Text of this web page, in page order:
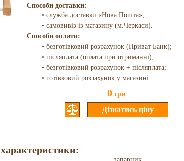
Способи доставки:
• служба доставки «Нова Пошта»;
• самовивіз із магазину (м.Черкаси).
Способи оплати:
• безготівковий розрахунок (Приват Банк);
• післяплата (оплата при отриманні);
• безготівковий розрахунок + післяплата;
• готівковий розрахунок у магазині.
0 грн
характеристики:
запарник